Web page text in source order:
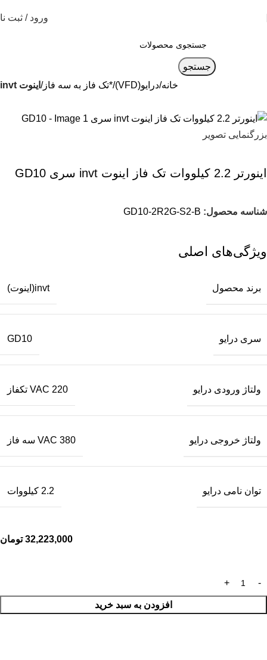
ورود / ثبت
جستجو
خانه درایو(VFD) *تک فاز به سه فاز اینوت invt
بزرگنمایی تصویر
اينورتر 2.2 کیلووات تک فاز اینوت invt سری GD10
شناسه محصول: GD10-2R2G-S2-B
ویژگی‌های اصلی
برند محصول invt(اینوت)
سری درایو GD10
ولتاژ ورودی درایو 220 VAC تکفاز
ولتاژ خروجی درایو 380 VAC سه فاز
توان نامی درایو 2.2 کیلووات
32,223,000 تومان
افزودن به سبد خرید